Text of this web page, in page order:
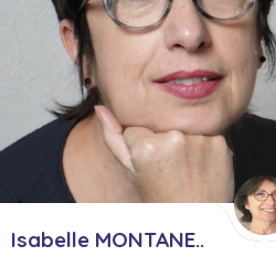
Isabelle MONTANE..